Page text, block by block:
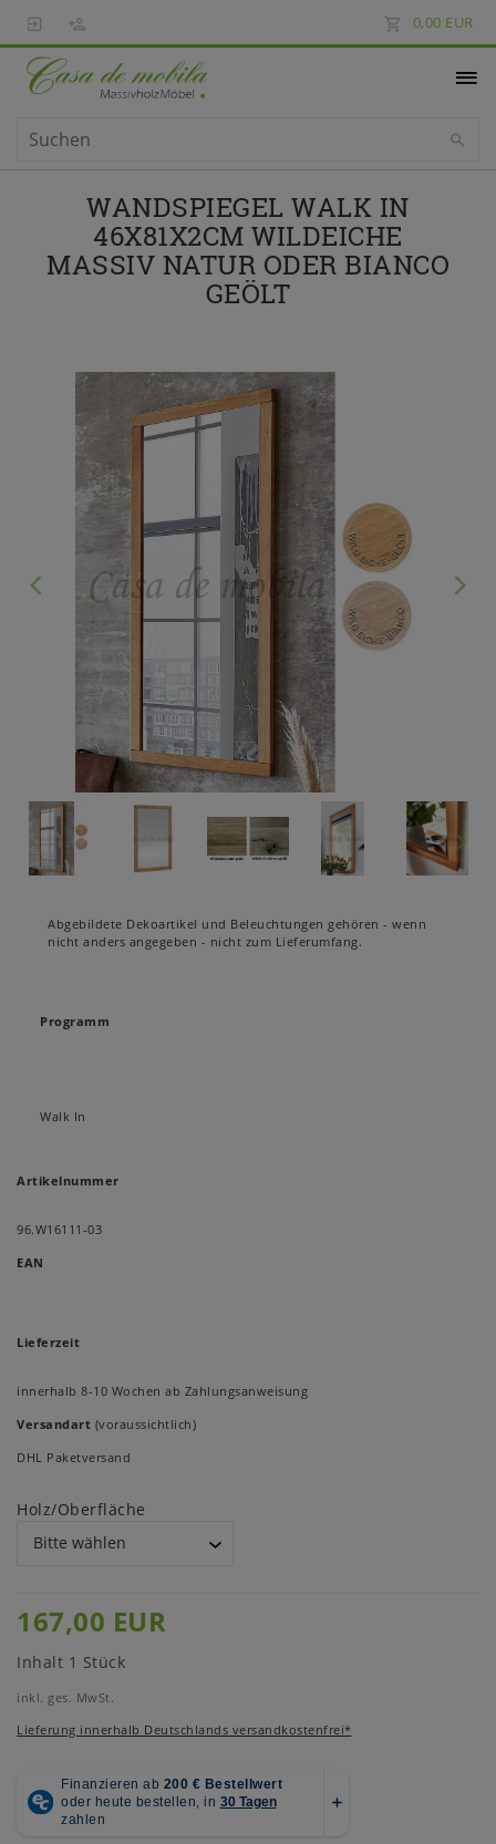
0,00 EUR
WANDSPIEGEL WALK IN
46X81X2CM WILDEICHE
MASSIV NATUR ODER BIANCO
GEÖLT
Abgebildete Dekoartikel und Beleuchtungen gehören - wenn
nicht anders angegeben - nicht zum Lieferumfang.
Programm
Walk In
Artikelnummer
96.W16111-03
EAN
Lieferzeit
innerhalb 8-10 Wochen ab Zahlungsanweisung
Versandart (voraussichtlich)
DHL Paketversand
Holz/Oberfläche
167,00 EUR
Inhalt 1 Stück
inkl. ges. MwSt.
Lieferung innerhalb Deutschlands versandkostenfrei*